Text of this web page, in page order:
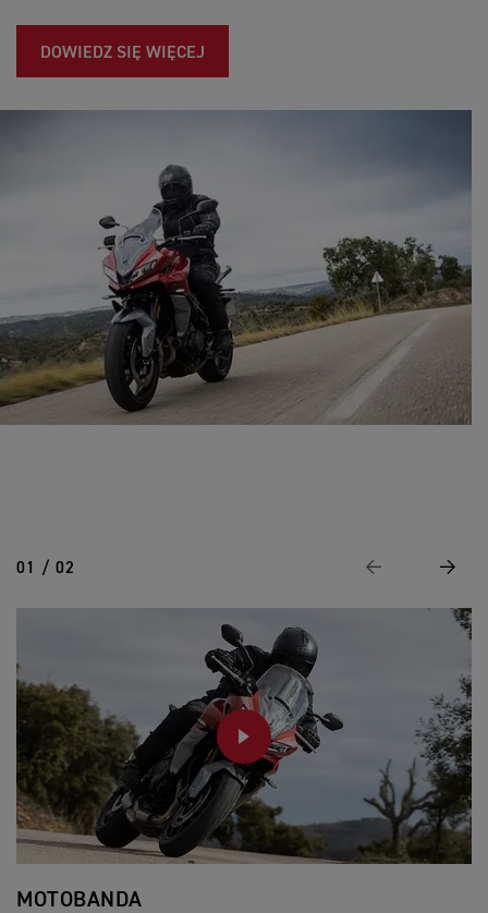
DOWIEDZ SIĘ WIĘCEJ
01 / 02 Wstecz
PLAY
MOTOBANDA